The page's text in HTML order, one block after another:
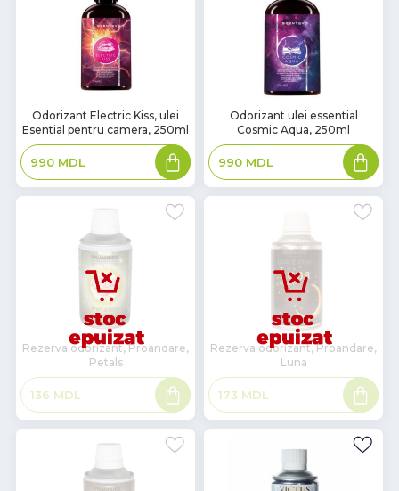
наличии
Odorizant Electric Kiss, ulei
Esential pentru camera, 250ml
990 MDL
Adaugă
în
coș
наличии
Odorizant ulei essential
Cosmic Aqua, 250ml
990 MDL
Adaugă
în
coș
Rezerva odorizant, Proandare,
Petals
136 MDL
Citește
mai
mult
Rezerva odorizant, Proandare,
Luna
173 MDL
Citește
mai
mult